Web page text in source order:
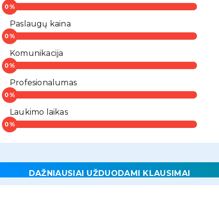
Paslaugų kaina
Komunikacija
Profesionalumas
Laukimo laikas
DAŽNIAUSIAI UŽDUODAMI KLAUSIMAI